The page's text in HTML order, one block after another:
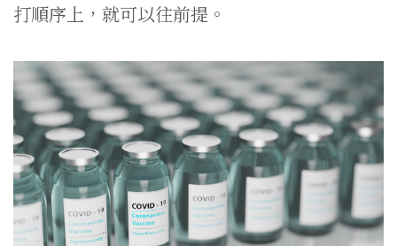
打順序上， 就可以往前提。